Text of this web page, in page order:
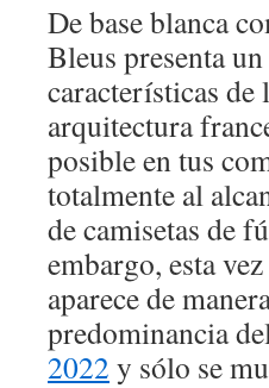
De base blanca
Bleus presenta
características de
arquitectura
posible en tus
totalmente al
de camisetas de
embargo, esta
aparece de
predominancia
2022 y sólo se